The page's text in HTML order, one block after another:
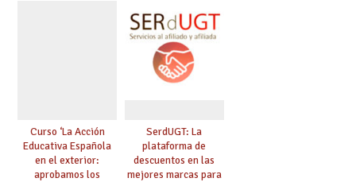
Curso ‘La Acción
Educativa Española
en el exterior:
aprobamos los
SerdUGT: La
plataforma de
descuentos en las
mejores marcas para